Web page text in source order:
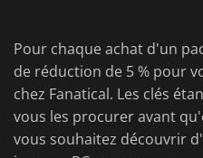
Pour chaque achat d'un
de réduction de 5 % pour
chez Fanatical. Les clés
vous les procurer avant
vous souhaitez découvrir